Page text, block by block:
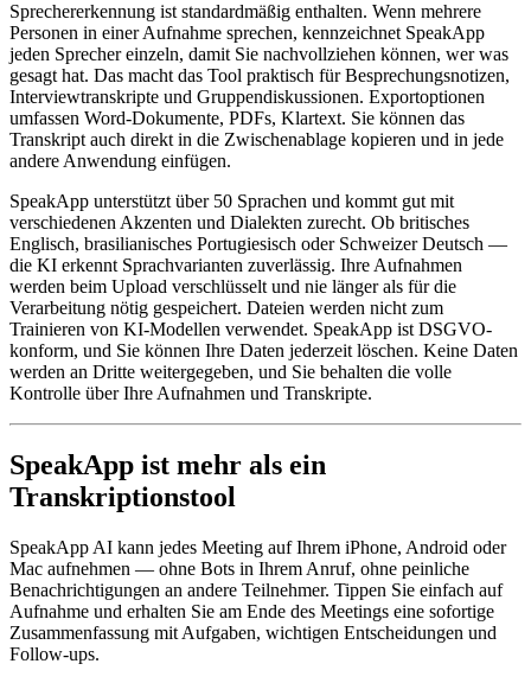
Sprechererkennung ist standardmäßig enthalten. Wenn mehrere
Personen in einer Aufnahme sprechen, kennzeichnet SpeakApp
jeden Sprecher einzeln, damit Sie nachvollziehen können, wer was
gesagt hat. Das macht das Tool praktisch für Besprechungsnotizen,
Interviewtranskripte und Gruppendiskussionen. Exportoptionen
umfassen Word-Dokumente, PDFs, Klartext. Sie können das
Transkript auch direkt in die Zwischenablage kopieren und in jede
andere Anwendung einfügen.
SpeakApp unterstützt über 50 Sprachen und kommt gut mit
verschiedenen Akzenten und Dialekten zurecht. Ob britisches
Englisch, brasilianisches Portugiesisch oder Schweizer Deutsch —
die KI erkennt Sprachvarianten zuverlässig. Ihre Aufnahmen
werden beim Upload verschlüsselt und nie länger als für die
Verarbeitung nötig gespeichert. Dateien werden nicht zum
Trainieren von KI-Modellen verwendet. SpeakApp ist DSGVO-
konform, und Sie können Ihre Daten jederzeit löschen. Keine Daten
werden an Dritte weitergegeben, und Sie behalten die volle
Kontrolle über Ihre Aufnahmen und Transkripte.
SpeakApp ist mehr als ein
Transkriptionstool
SpeakApp AI kann jedes Meeting auf Ihrem iPhone, Android oder
Mac aufnehmen — ohne Bots in Ihrem Anruf, ohne peinliche
Benachrichtigungen an andere Teilnehmer. Tippen Sie einfach auf
Aufnahme und erhalten Sie am Ende des Meetings eine sofortige
Zusammenfassung mit Aufgaben, wichtigen Entscheidungen und
Follow-ups.